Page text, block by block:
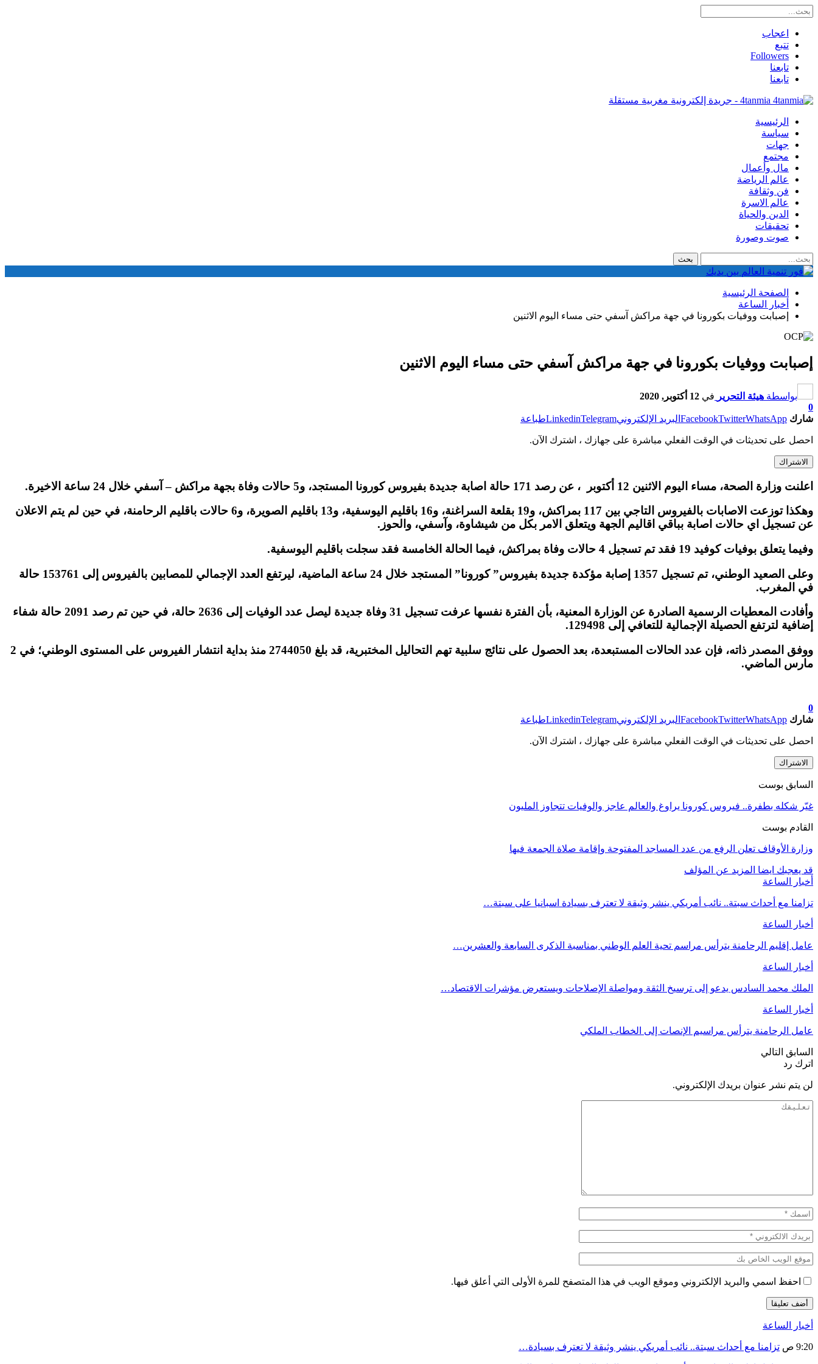
اعجاب
تتبع
Followers
تابعنا
تابعنا
4tanmia - جريدة إلكترونية مغربية مستقلة
الرئيسية
سياسة
جهات
مجتمع
مال وأعمال
عالم الرياضة
فن وثقافة
عالم الاسرة
الدين والحياة
تحقيقات
صوت وصورة
الصفحة الرئيسية
أخبار الساعة
إصبابت ووفيات بكورونا في جهة مراكش آسفي حتى مساء اليوم الاثنين
إصبابت ووفيات بكورونا في جهة مراكش آسفي حتى مساء اليوم الاثنين
بواسطة هيئة التحرير في 12 أكتوبر, 2020
0
شارك
FacebookTwitterWhatsApp البريد الإلكتروني LinkedinTelegram طباعة
احصل على تحديثات في الوقت الفعلي مباشرة على جهازك ، اشترك الآن.
الاشتراك
اعلنت وزارة الصحة، مساء اليوم الاثنين 12 أكتوبر ، عن رصد 171 حالة اصابة جديدة بفيروس كورونا المستجد، و5 حالات وفاة بجهة مراكش – آسفي خلال 24 ساعة الاخيرة.
وهكذا توزعت الاصابات بالفيروس التاجي بين 117 بمراكش، و19 بقلعة السراغنة، و16 باقليم اليوسفية، و13 باقليم الصويرة، و6 حالات باقليم الرحامنة، في حين لم يتم الاعلان
عن تسجيل اي حالات اصابة بباقي اقاليم الجهة ويتعلق الامر بكل من شيشاوة، وآسفي، والحوز.
وفيما يتعلق بوفيات كوفيد 19 فقد تم تسجيل 4 حالات وفاة بمراكش، فيما الحالة الخامسة فقد سجلت باقليم اليوسفية.
وعلى الصعيد الوطني، تم تسجيل 1357 إصابة مؤكدة جديدة بفيروس” كورونا” المستجد خلال 24 ساعة الماضية، ليرتفع العدد الإجمالي للمصابين بالفيروس إلى 153761 حالة
في المغرب.
وأفادت المعطيات الرسمية الصادرة عن الوزارة المعنية، بأن الفترة نفسها عرفت تسجيل 31 وفاة جديدة ليصل عدد الوفيات إلى 2636 حالة، في حين تم رصد 2091 حالة شفاء
إضافية لترتفع الحصيلة الإجمالية للتعافي إلى 129498.
ووفق المصدر ذاته، فإن عدد الحالات المستبعدة، بعد الحصول على نتائج سلبية تهم التحاليل المختبرية، قد بلغ 2744050 منذ بداية انتشار الفيروس على المستوى الوطني؛ في 2
مارس الماضي.
0
شارك
FacebookTwitterWhatsApp البريد الإلكتروني LinkedinTelegram طباعة
احصل على تحديثات في الوقت الفعلي مباشرة على جهازك ، اشترك الآن.
الاشتراك
السابق بوست
غيّر شكله بطفرة.. فيروس كورونا يراوغ والعالم عاجز والوفيات تتجاوز المليون
القادم بوست
وزارة الأوقاف تعلن الرفع من عدد المساجد المفتوحة وإقامة صلاة الجمعة فيها
قد يعجبك ايضا المزيد عن المؤلف
أخبار الساعة
تزامنا مع أحداث سبتة.. نائب أمريكي ينشر وثيقة لا تعترف بسيادة اسبانيا على سبتة…
أخبار الساعة
عامل إقليم الرحامنة يترأس مراسم تحية العلم الوطني بمناسبة الذكرى السابعة والعشرين…
أخبار الساعة
الملك محمد السادس يدعو إلى ترسيخ الثقة ومواصلة الإصلاحات ويستعرض مؤشرات الاقتصاد…
أخبار الساعة
عامل الرحامنة يترأس مراسيم الإنصات إلى الخطاب الملكي
السابق التالي
اترك رد
لن يتم نشر عنوان بريدك الإلكتروني.
احفظ اسمي والبريد الإلكتروني وموقع الويب في هذا المتصفح للمرة الأولى التي أعلق فيها.
أخبار الساعة
9:20 ص تزامنا مع أحداث سبتة.. نائب أمريكي ينشر وثيقة لا تعترف بسيادة…